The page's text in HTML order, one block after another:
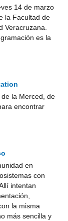
14 de marzo
la Facultad de
Veracruzana.
es la
la Merced, de
encontrar
en
con
intentan
la misma
más sencilla y